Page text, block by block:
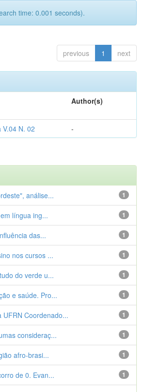
time: 0.001 seconds).
previous 1 next
Author(s)
V.04 N. 02 -
1
análise...
1
língua ing...
1
das...
1
nos cursos ...
1
do verde u...
1
e saúde. Pro...
1
Coordenado...
1
consideraç...
1
afro-brasi...
1
de 0. Evan...